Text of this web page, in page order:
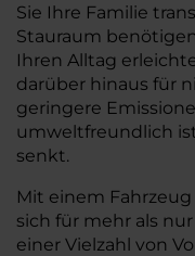
Sie Ihre Familie
Stauraum
Ihren Alltag
darüber hinaus für
geringere
umweltfreundlich
senkt.
Mit einem
sich für mehr als
einer Vielzahl von